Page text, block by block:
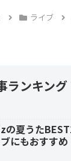
ライブ
ンキン
の夏うた
にもおすすめ